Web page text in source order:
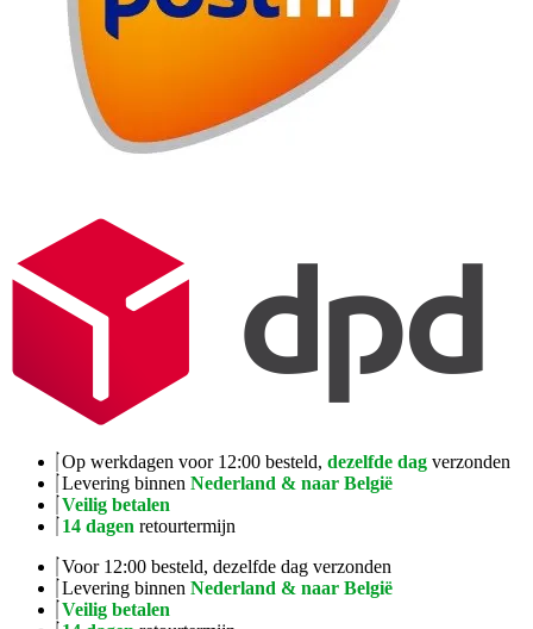
Op werkdagen voor 12:00 besteld, dezelfde dag verzonden
Levering binnen Nederland & naar België
Veilig betalen
14 dagen retourtermijn
Voor 12:00 besteld, dezelfde dag verzonden
Levering binnen Nederland & naar België
Veilig betalen